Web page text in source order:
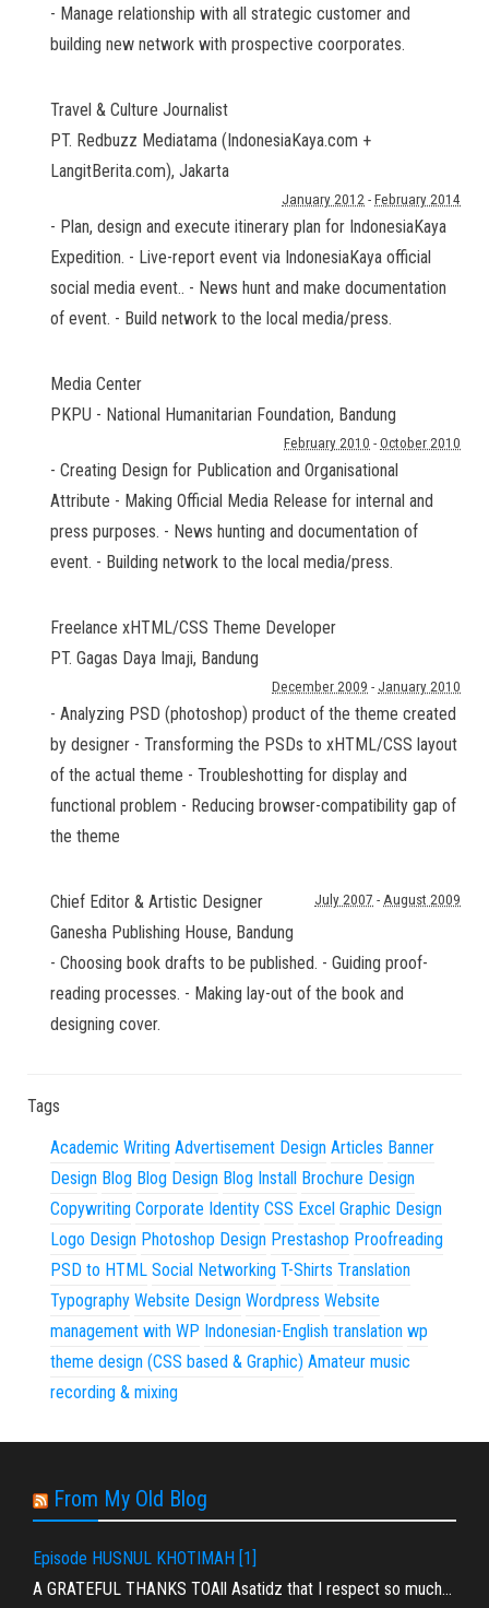
- Manage relationship with all strategic customer and
building new network with prospective coorporates.
Travel & Culture Journalist
PT. Redbuzz Mediatama (IndonesiaKaya.com +
LangitBerita.com), Jakarta
January 2012 - February 2014
- Plan, design and execute itinerary plan for IndonesiaKaya
Expedition. - Live-report event via IndonesiaKaya official
social media event.. - News hunt and make documentation
of event. - Build network to the local media/press.
Media Center
PKPU - National Humanitarian Foundation, Bandung
February 2010 - October 2010
- Creating Design for Publication and Organisational
Attribute - Making Official Media Release for internal and
press purposes. - News hunting and documentation of
event. - Building network to the local media/press.
Freelance xHTML/CSS Theme Developer
PT. Gagas Daya Imaji, Bandung
December 2009 - January 2010
- Analyzing PSD (photoshop) product of the theme created
by designer - Transforming the PSDs to xHTML/CSS layout
of the actual theme - Troubleshotting for display and
functional problem - Reducing browser-compatibility gap of
the theme
Chief Editor & Artistic Designer
Ganesha Publishing House, Bandung
July 2007 - August 2009
- Choosing book drafts to be published. - Guiding proof-
reading processes. - Making lay-out of the book and
designing cover.
Tags
Academic Writing Advertisement Design Articles Banner
Design Blog Blog Design Blog Install Brochure Design
Copywriting Corporate Identity CSS Excel Graphic Design
Logo Design Photoshop Design Prestashop Proofreading
PSD to HTML Social Networking T-Shirts Translation
Typography Website Design Wordpress Website
management with WP Indonesian-English translation wp
theme design (CSS based & Graphic) Amateur music
recording & mixing
From My Old Blog
Episode HUSNUL KHOTIMAH [1]
A GRATEFUL THANKS TOAll Asatidz that I respect so much…